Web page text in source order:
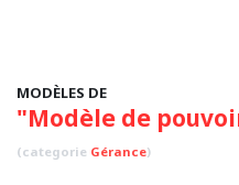
MODÈLES DE
"Modèle de
(categorie Gérance)